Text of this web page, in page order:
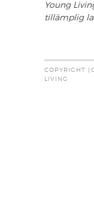
Young
tillämplig
COPYRIGHT
LIVING